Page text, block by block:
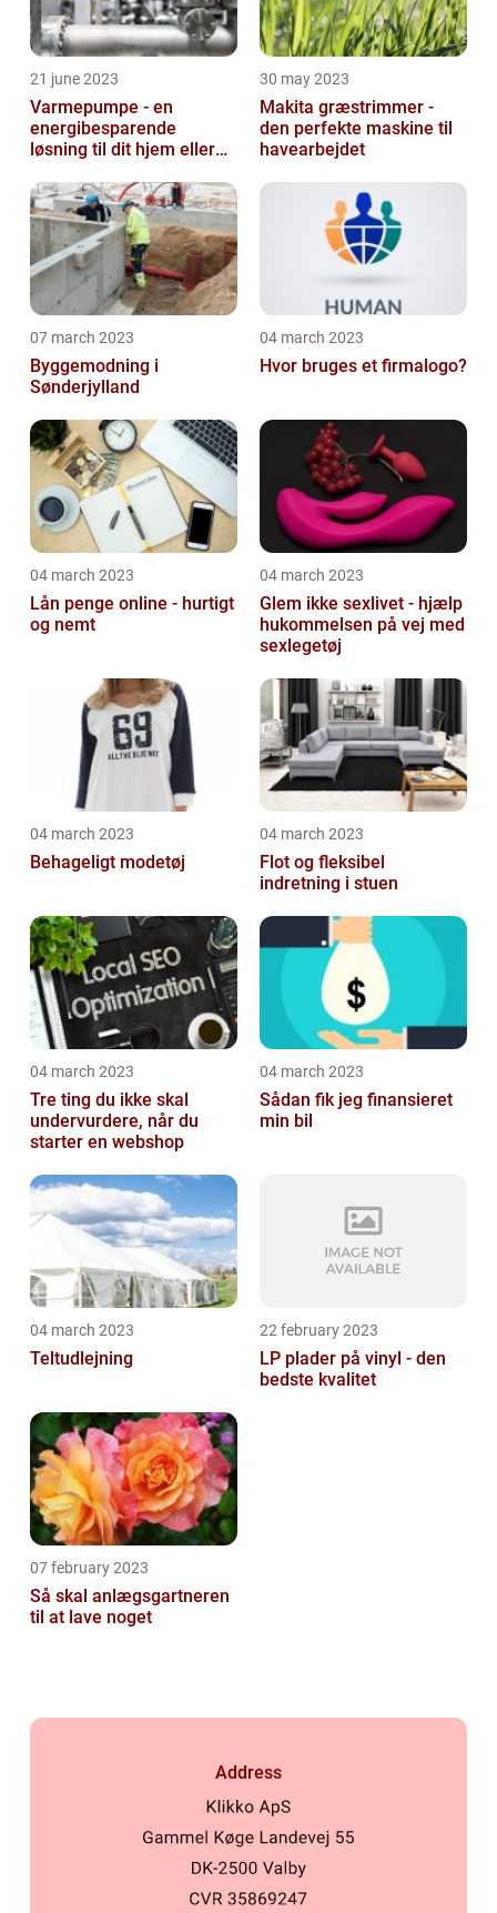
21 june 2023
Varmepumpe - en
energibesparende
løsning til dit hjem eller
30 may 2023
Makita græstrimmer -
den perfekte maskine til
havearbejdet
07 march 2023
Byggemodning i
Sønderjylland
04 march 2023
Hvor bruges et firmalogo?
04 march 2023
Lån penge online - hurtigt
og nemt
04 march 2023
Glem ikke sexlivet - hjælp
hukommelsen på vej med
sexlegetøj
04 march 2023
Behageligt modetøj
04 march 2023
Flot og fleksibel
indretning i stuen
04 march 2023
Tre ting du ikke skal
undervurdere, når du
starter en webshop
04 march 2023
Sådan fik jeg finansieret
min bil
04 march 2023
Teltudlejning
22 february 2023
LP plader på vinyl - den
bedste kvalitet
07 february 2023
Så skal anlægsgartneren
til at lave noget
Address